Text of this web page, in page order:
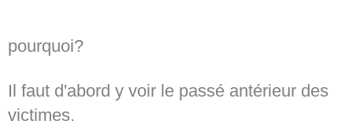
pourquoi?
Il faut d'abord y voir le passé antérieur des
victimes.